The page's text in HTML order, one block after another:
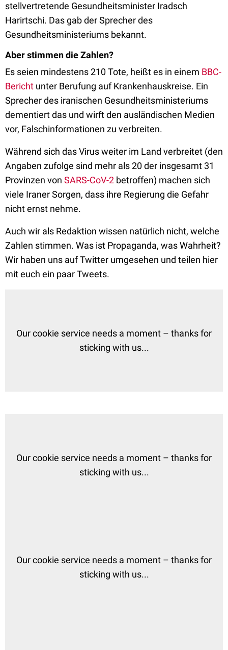
stellvertretende Gesundheitsminister Iradsch
Harirtschi. Das gab der Sprecher des
Gesundheitsministeriums bekannt.
Aber stimmen die Zahlen?
Es seien mindestens 210 Tote, heißt es in einem BBC-
Bericht unter Berufung auf Krankenhauskreise. Ein
Sprecher des iranischen Gesundheitsministeriums
dementiert das und wirft den ausländischen Medien
vor, Falschinformationen zu verbreiten.
Während sich das Virus weiter im Land verbreitet (den
Angaben zufolge sind mehr als 20 der insgesamt 31
Provinzen von SARS-CoV-2 betroffen) machen sich
viele Iraner Sorgen, dass ihre Regierung die Gefahr
nicht ernst nehme.
Auch wir als Redaktion wissen natürlich nicht, welche
Zahlen stimmen. Was ist Propaganda, was Wahrheit?
Wir haben uns auf Twitter umgesehen und teilen hier
mit euch ein paar Tweets.
Our cookie service needs a moment – thanks for
sticking with us...
Our cookie service needs a moment – thanks for
sticking with us...
Our cookie service needs a moment – thanks for
sticking with us...